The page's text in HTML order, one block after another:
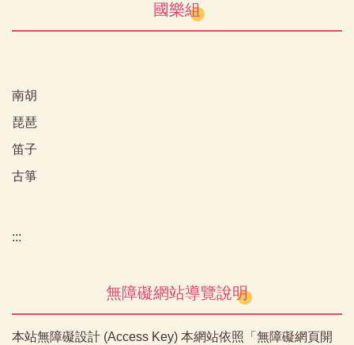
國樂組
南胡
琵琶
笛子
古箏
:::
無障礙網站導覽說明
本站無障礙設計 (Access Key) 本網站依照「無障礙網頁開